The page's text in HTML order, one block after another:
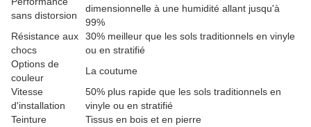
sans distorsion
dimensionnelle à une humidité allant jusqu'à
99%
Résistance aux
chocs
30% meilleur que les sols traditionnels en vinyle
ou en stratifié
Options de
couleur
La coutume
Vitesse
d'installation
50% plus rapide que les sols traditionnels en
vinyle ou en stratifié
Teinture
Tissus en bois et en pierre